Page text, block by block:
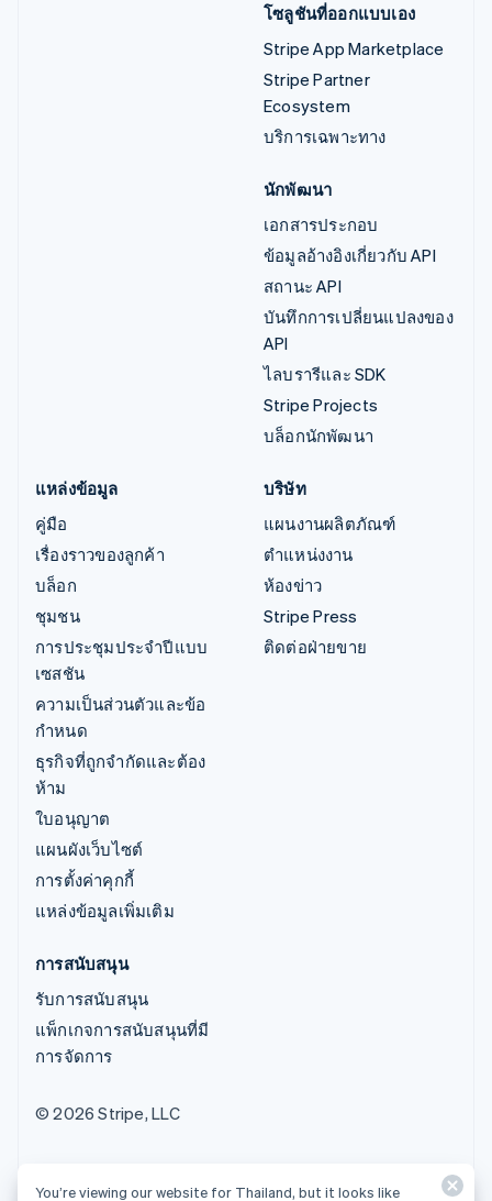
โซลูชันที่ออกแบบเอง
Stripe App Marketplace
Stripe Partner
Ecosystem
บริการเฉพาะทาง
นักพัฒนา
เอกสารประกอบ
ข้อมูลอ้างอิงเกี่ยวกับ API
สถานะ API
บันทึกการเปลี่ยนแปลงของ
API
ไลบรารีและ SDK
Stripe Projects
บล็อกนักพัฒนา
แหล่งข้อมูล
คู่มือ
เรื่องราวของลูกค้า
บล็อก
ชุมชน
การประชุมประจำปีแบบ
เซสชัน
ความเป็นส่วนตัวและข้อ
กำหนด
ธุรกิจที่ถูกจำกัดและต้อง
ห้าม
ใบอนุญาต
แผนผังเว็บไซต์
การตั้งค่าคุกกี้
แหล่งข้อมูลเพิ่มเติม
บริษัท
แผนงานผลิตภัณฑ์
ตำแหน่งงาน
ห้องข่าว
Stripe Press
ติดต่อฝ่ายขาย
การสนับสนุน
รับการสนับสนุน
แพ็กเกจการสนับสนุนที่มี
การจัดการ
© 2026 Stripe, LLC
You’re viewing our website for Thailand, but it looks like